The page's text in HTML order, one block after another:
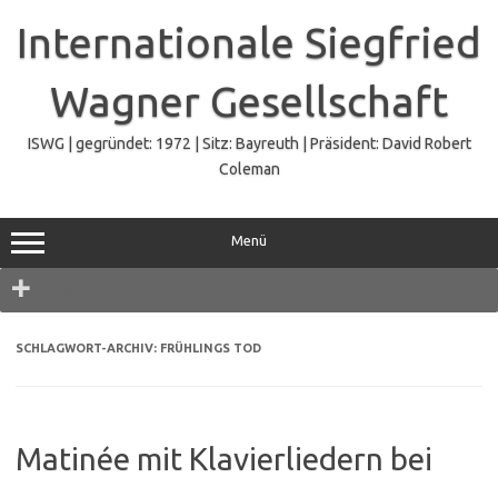
springen
Internationale Siegfried
Wagner Gesellschaft
ISWG | gegründet: 1972 | Sitz: Bayreuth | Präsident: David Robert
Coleman
Menü
SCHLAGWORT-ARCHIV: FRÜHLINGS TOD
Matinée mit Klavierliedern bei